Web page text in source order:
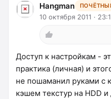
Hangman
10 октября 2011 ·
Доступ к настройкам -
практика (личная) и
не пошаманил руками с
кэшем текстур на HDD